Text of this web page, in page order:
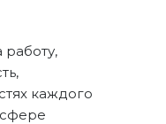
каждого
сфере